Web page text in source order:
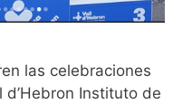
las celebraciones
Instituto de